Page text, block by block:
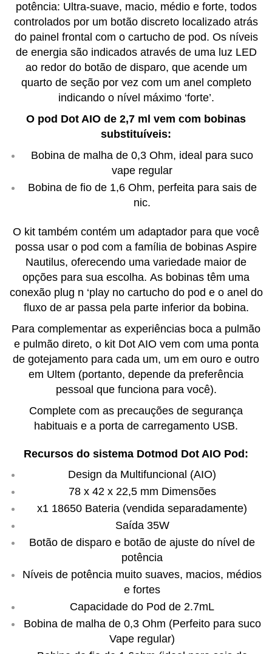
potência: Ultra-suave, macio, médio e forte, todos
controlados por um botão discreto localizado atrás
do painel frontal com o cartucho de pod. Os níveis
de energia são indicados através de uma luz LED
ao redor do botão de disparo, que acende um
quarto de seção por vez com um anel completo
indicando o nível máximo ‘forte’.
O pod Dot AIO de 2,7 ml vem com bobinas
substituíveis:
Bobina de malha de 0,3 Ohm, ideal para suco
vape regular
Bobina de fio de 1,6 Ohm, perfeita para sais de
nic.
O kit também contém um adaptador para que você
possa usar o pod com a família de bobinas Aspire
Nautilus, oferecendo uma variedade maior de
opções para sua escolha. As bobinas têm uma
conexão plug n ‘play no cartucho do pod e o anel do
fluxo de ar passa pela parte inferior da bobina.
Para complementar as experiências boca a pulmão
e pulmão direto, o kit Dot AIO vem com uma ponta
de gotejamento para cada um, um em ouro e outro
em Ultem (portanto, depende da preferência
pessoal que funciona para você).
Complete com as precauções de segurança
habituais e a porta de carregamento USB.
Recursos do sistema Dotmod Dot AIO Pod:
Design da Multifuncional (AIO)
78 x 42 x 22,5 mm Dimensões
x1 18650 Bateria (vendida separadamente)
Saída 35W
Botão de disparo e botão de ajuste do nível de
potência
Níveis de potência muito suaves, macios, médios
e fortes
Capacidade do Pod de 2.7mL
Bobina de malha de 0,3 Ohm (Perfeito para suco
Vape regular)